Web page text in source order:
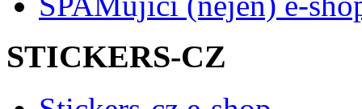
STICKERS-CZ